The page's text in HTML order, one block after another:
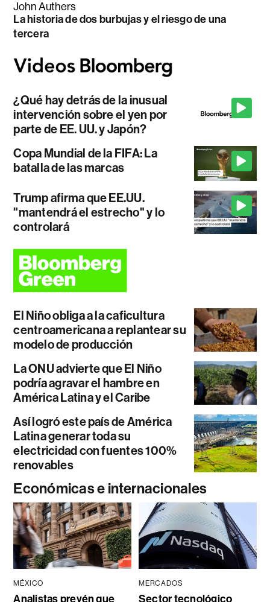
John Authers
La historia de dos burbujas y el riesgo de una
tercera
¿Qué hay detrás de la inusual
intervención sobre el yen por
parte de EE. UU. y Japón?
Copa Mundial de la FIFA: La
batalla de las marcas
Trump afirma que EE.UU.
"mantendrá el estrecho" y lo
controlará
El Niño obliga a la caficultura
centroamericana a replantear su
modelo de producción
La ONU advierte que El Niño
podría agravar el hambre en
América Latina y el Caribe
Así logró este país de América
Latina generar toda su
electricidad con fuentes 100%
renovables
Económicas e internacionales
MÉXICO
Analistas prevén que
MERCADOS
Sector tecnológico